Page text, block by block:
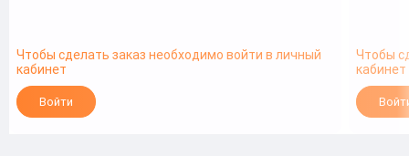
Чтобы сделать заказ необходимо войти в личный
кабинет
Войти
Чтобы
кабинет